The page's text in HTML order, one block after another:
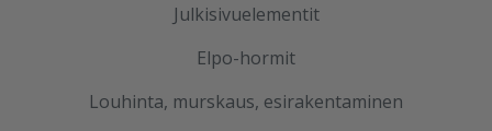
Julkisivuelementit
Elpo-hormit
Louhinta, murskaus, esirakentaminen